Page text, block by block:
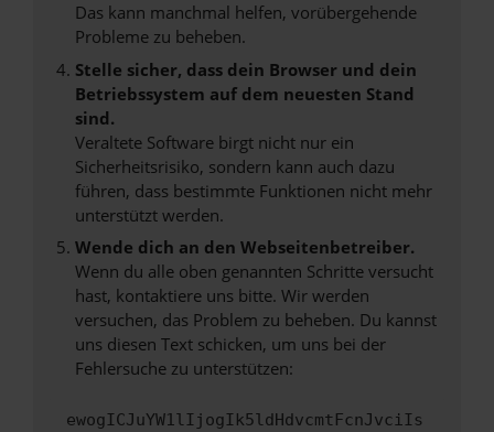
Das kann manchmal helfen, vorübergehende
Probleme zu beheben.
Stelle sicher, dass dein Browser und dein
Betriebssystem auf dem neuesten Stand
sind.
Veraltete Software birgt nicht nur ein
Sicherheitsrisiko, sondern kann auch dazu
führen, dass bestimmte Funktionen nicht mehr
unterstützt werden.
Wende dich an den Webseitenbetreiber.
Wenn du alle oben genannten Schritte versucht
hast, kontaktiere uns bitte. Wir werden
versuchen, das Problem zu beheben. Du kannst
uns diesen Text schicken, um uns bei der
Fehlersuche zu unterstützen:
ewogICJuYW1lIjogIk5ldHdvcmtFcnJvciIs